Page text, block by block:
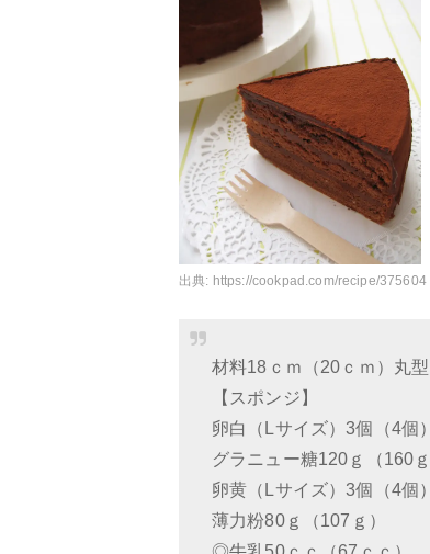
出典: https://cookpad.com/recipe/375604
材料18ｃｍ（20ｃｍ）丸
【スポンジ】
卵白（Lサイズ）3個（4個）
グラニュー糖120ｇ（160ｇ
卵黄（Lサイズ）3個（4個）
薄力粉80ｇ（107ｇ）